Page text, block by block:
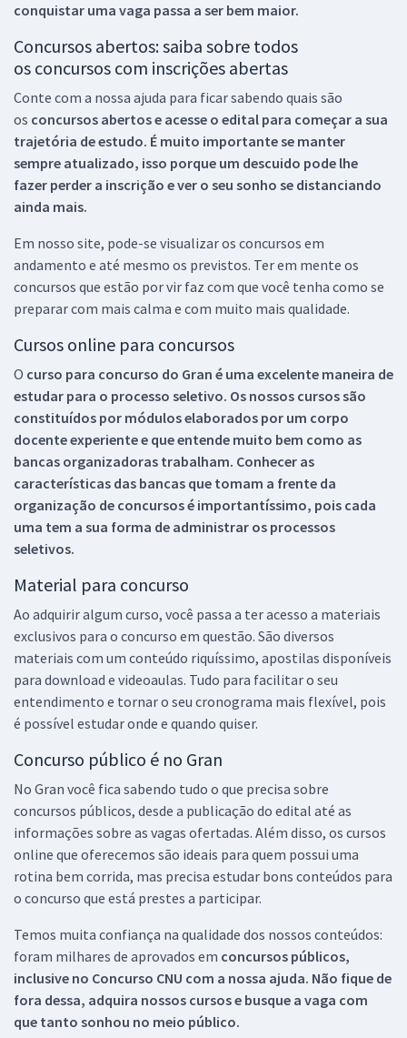
conquistar uma vaga passa a ser bem maior.
Concursos abertos: saiba sobre todos
os concursos com inscrições abertas
Conte com a nossa ajuda para ficar sabendo quais são
os concursos abertos e acesse o edital para começar a sua
trajetória de estudo. É muito importante se manter
sempre atualizado, isso porque um descuido pode lhe
fazer perder a inscrição e ver o seu sonho se distanciando
ainda mais.
Em nosso site, pode-se visualizar os concursos em
andamento e até mesmo os previstos. Ter em mente os
concursos que estão por vir faz com que você tenha como se
preparar com mais calma e com muito mais qualidade.
Cursos online para concursos
O curso para concurso do Gran é uma excelente maneira de
estudar para o processo seletivo. Os nossos cursos são
constituídos por módulos elaborados por um corpo
docente experiente e que entende muito bem como as
bancas organizadoras trabalham. Conhecer as
características das bancas que tomam a frente da
organização de concursos é importantíssimo, pois cada
uma tem a sua forma de administrar os processos
seletivos.
Material para concurso
Ao adquirir algum curso, você passa a ter acesso a materiais
exclusivos para o concurso em questão. São diversos
materiais com um conteúdo riquíssimo, apostilas disponíveis
para download e videoaulas. Tudo para facilitar o seu
entendimento e tornar o seu cronograma mais flexível, pois
é possível estudar onde e quando quiser.
Concurso público é no Gran
No Gran você fica sabendo tudo o que precisa sobre
concursos públicos, desde a publicação do edital até as
informações sobre as vagas ofertadas. Além disso, os cursos
online que oferecemos são ideais para quem possui uma
rotina bem corrida, mas precisa estudar bons conteúdos para
o concurso que está prestes a participar.
Temos muita confiança na qualidade dos nossos conteúdos:
foram milhares de aprovados em concursos públicos,
inclusive no Concurso CNU com a nossa ajuda. Não fique de
fora dessa, adquira nossos cursos e busque a vaga com
que tanto sonhou no meio público.